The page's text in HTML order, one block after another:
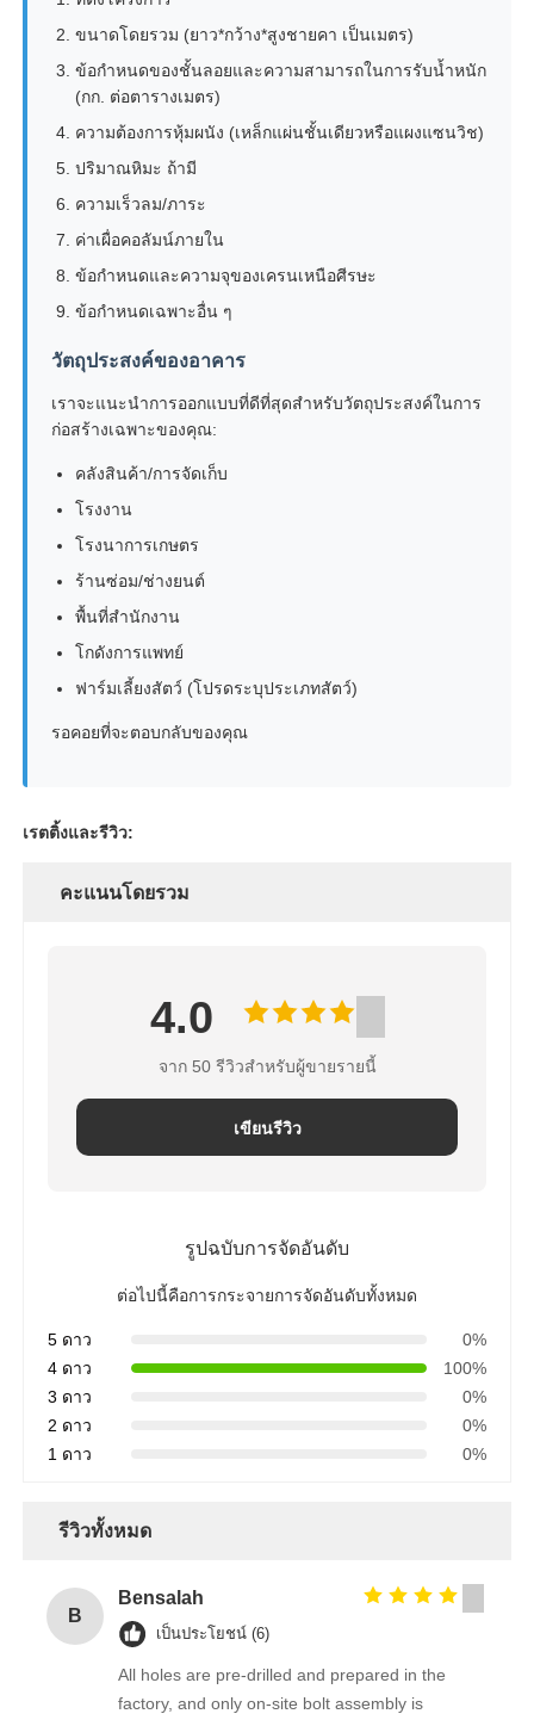
ขนาดโดยรวม (ยาว*กว้าง*สูงชายคา เป็นเมตร)
ข้อกำหนดของชั้นลอยและความสามารถในการรับน้ำหนัก
(กก. ต่อตารางเมตร)
ความต้องการหุ้มผนัง (เหล็กแผ่นชั้นเดียวหรือแผงแซนวิช)
ปริมาณหิมะ ถ้ามี
ความเร็วลม/ภาระ
ค่าเผื่อคอลัมน์ภายใน
ข้อกำหนดและความจุของเครนเหนือศีรษะ
ข้อกำหนดเฉพาะอื่น ๆ
วัตถุประสงค์ของอาคาร
เราจะแนะนำการออกแบบที่ดีที่สุดสำหรับวัตถุประสงค์ในการ
ก่อสร้างเฉพาะของคุณ:
คลังสินค้า/การจัดเก็บ
โรงงาน
โรงนาการเกษตร
ร้านซ่อม/ช่างยนต์
พื้นที่สำนักงาน
โกดังการแพทย์
ฟาร์มเลี้ยงสัตว์ (โปรดระบุประเภทสัตว์)
รอคอยที่จะตอบกลับของคุณ
เรตติ้งและรีวิว:
คะแนนโดยรวม
4.0
จาก 50 รีวิวสำหรับผู้ขายรายนี้
เขียนรีวิว
รูปฉบับการจัดอันดับ
ต่อไปนี้คือการกระจายการจัดอันดับทั้งหมด
5 ดาว
0%
4 ดาว
100%
3 ดาว
0%
2 ดาว
0%
1 ดาว
0%
รีวิวทั้งหมด
B
Bensalah
เป็นประโยชน์ (6)
All holes are pre-drilled and prepared in the
factory, and only on-site bolt assembly is